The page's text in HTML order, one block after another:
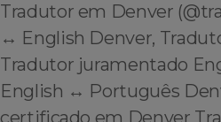
Tradutor em Denver
↔️ English Denver,
Tradutor juramentado
English ↔️ Português
certificado em Denver